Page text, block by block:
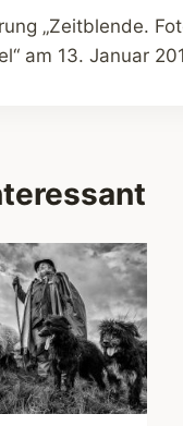
„Zeitblende.
am 13. Januar